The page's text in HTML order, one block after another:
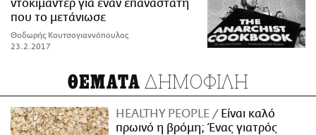
ντοκιμαντέρ για έναν επαναστάτη
που το μετάνιωσε
Θοδωρής Κουτσογιαννόπουλος
23.2.2017
ΘΕΜΑΤΑ ΔΗΜΟΦΙΛΗ
HEALTHY PEOPLE
Είναι καλό
πρωινό η βρόμη; Ένας γιατρός